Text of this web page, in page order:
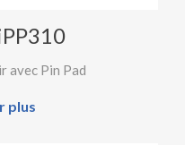
avec Pin Pad
plus